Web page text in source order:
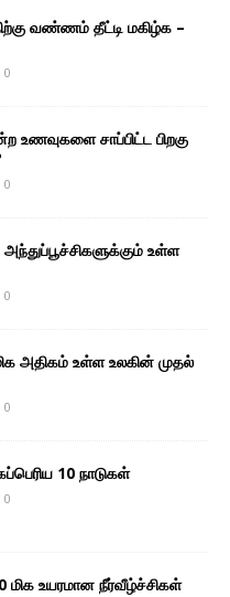
வண்ணம் தீட்டி மகிழ்க –
0
சாப்பிட்ட பிறகு
0
அந்துப்பூச்சிகளுக்கும் உள்ள
0
அதிகம் உள்ள உலகின் முதல்
0
10 நாடுகள்
0
மிக உயரமான நீர்வீழ்ச்சிகள்